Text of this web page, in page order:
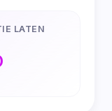
LATEN